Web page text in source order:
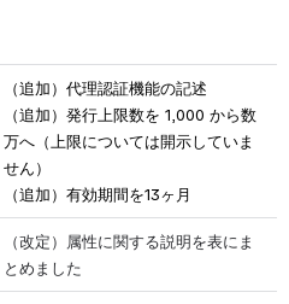
（追加）代理認証機能の記述
（追加）発行上限数を 1,000 から数
万へ（上限については開示していま
せん）
（追加）有効期間を13ヶ月
（改定）属性に関する説明を表にま
とめました